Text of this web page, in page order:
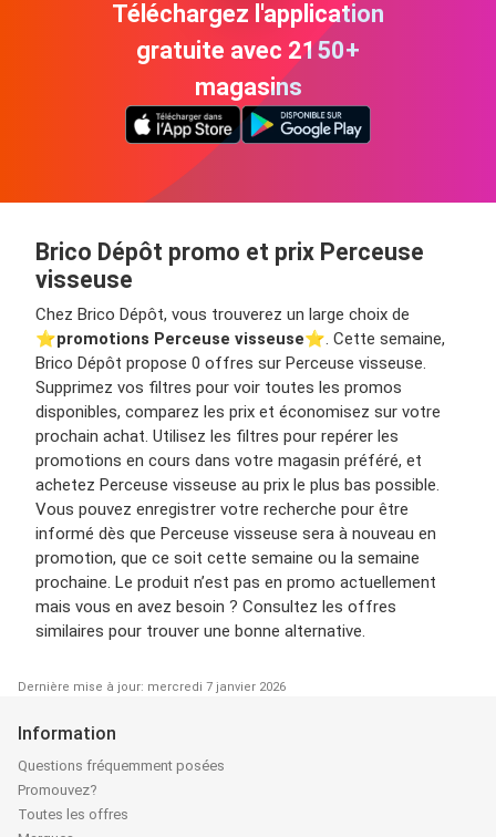
Téléchargez l'application
gratuite avec 2150+
magasins
Brico Dépôt promo et prix Perceuse
visseuse
Chez Brico Dépôt, vous trouverez un large choix de
⭐️promotions Perceuse visseuse⭐️. Cette semaine,
Brico Dépôt propose 0 offres sur Perceuse visseuse.
Supprimez vos filtres pour voir toutes les promos
disponibles, comparez les prix et économisez sur votre
prochain achat. Utilisez les filtres pour repérer les
promotions en cours dans votre magasin préféré, et
achetez Perceuse visseuse au prix le plus bas possible.
Vous pouvez enregistrer votre recherche pour être
informé dès que Perceuse visseuse sera à nouveau en
promotion, que ce soit cette semaine ou la semaine
prochaine. Le produit n’est pas en promo actuellement
mais vous en avez besoin ? Consultez les offres
similaires pour trouver une bonne alternative.
Dernière mise à jour: mercredi 7 janvier 2026
Information
Questions fréquemment posées
Promouvez?
Toutes les offres